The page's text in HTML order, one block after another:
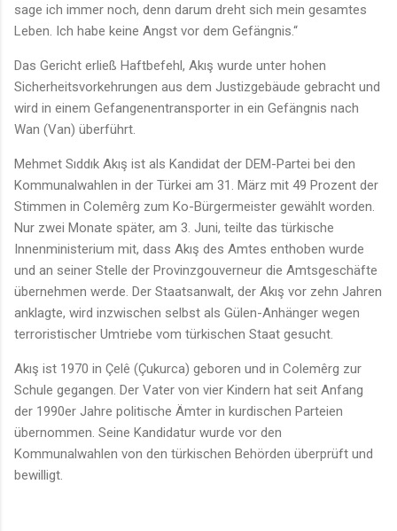
sage ich immer noch, denn darum dreht sich mein gesamtes
Leben. Ich habe keine Angst vor dem Gefängnis.“
Das Gericht erließ Haftbefehl, Akış wurde unter hohen
Sicherheitsvorkehrungen aus dem Justizgebäude gebracht und
wird in einem Gefangenentransporter in ein Gefängnis nach
Wan (Van) überführt.
Mehmet Sıddık Akış ist als Kandidat der DEM-Partei bei den
Kommunalwahlen in der Türkei am 31. März mit 49 Prozent der
Stimmen in Colemêrg zum Ko-Bürgermeister gewählt worden.
Nur zwei Monate später, am 3. Juni, teilte das türkische
Innenministerium mit, dass Akış des Amtes enthoben wurde
und an seiner Stelle der Provinzgouverneur die Amtsgeschäfte
übernehmen werde. Der Staatsanwalt, der Akış vor zehn Jahren
anklagte, wird inzwischen selbst als Gülen-Anhänger wegen
terroristischer Umtriebe vom türkischen Staat gesucht.
Akış ist 1970 in Çelê (Çukurca) geboren und in Colemêrg zur
Schule gegangen. Der Vater von vier Kindern hat seit Anfang
der 1990er Jahre politische Ämter in kurdischen Parteien
übernommen. Seine Kandidatur wurde vor den
Kommunalwahlen von den türkischen Behörden überprüft und
bewilligt.